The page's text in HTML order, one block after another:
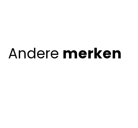
Andere merken